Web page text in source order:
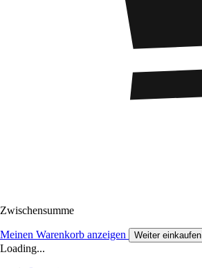
Zwischensumme
Meinen Warenkorb anzeigen Weiter einkaufen
Loading...